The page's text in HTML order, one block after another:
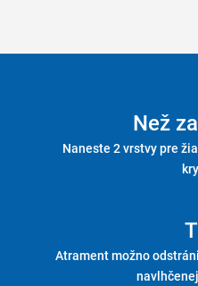
Než
Naneste 2 vrstvy pre
Atrament možno